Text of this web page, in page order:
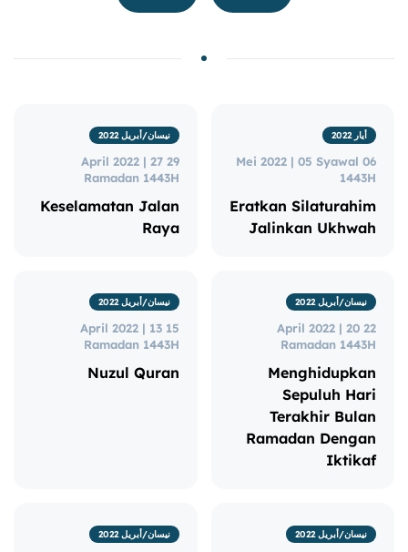
أيار 2022
06 Mei 2022 | 05 Syawal
1443H
Eratkan Silaturahim
Jalinkan Ukhwah
نيسان/أبريل 2022
29 April 2022 | 27
Ramadan 1443H
Keselamatan Jalan
Raya
نيسان/أبريل 2022
22 April 2022 | 20
Ramadan 1443H
Menghidupkan
Sepuluh Hari
Terakhir Bulan
Ramadan Dengan
Iktikaf
نيسان/أبريل 2022
15 April 2022 | 13
Ramadan 1443H
Nuzul Quran
نيسان/أبريل 2022 نيسان/أبريل 2022